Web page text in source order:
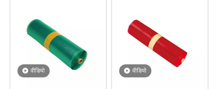
वीडियो वीडियो